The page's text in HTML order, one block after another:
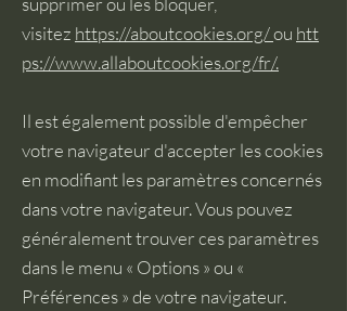
visitez https://aboutcookies.org/ou htt
ps://www.allaboutcookies.org/fr/.
Il est également possible d'empêcher
votre navigateur d'accepter les cookies
en modifiant les paramètres concernés
dans votre navigateur. Vous pouvez
généralement trouver ces paramètres
dans le menu « Options » ou «
Préférences » de votre navigateur.